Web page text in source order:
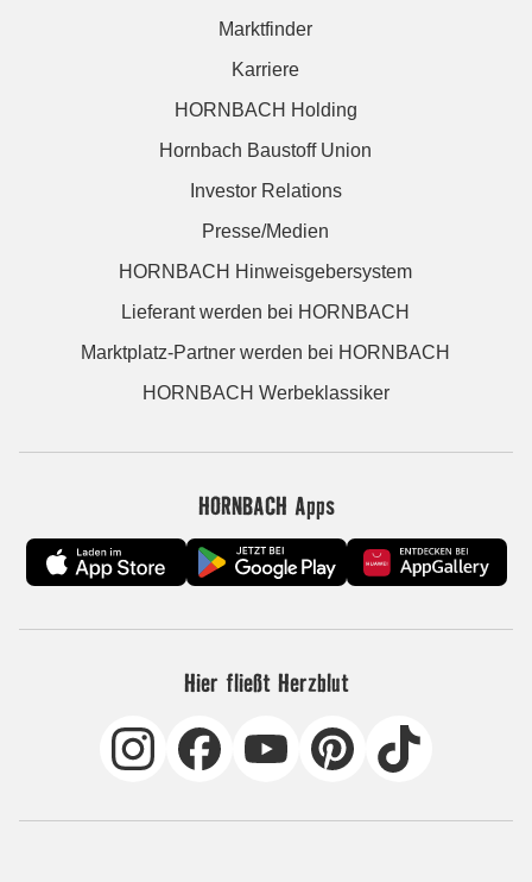
Marktfinder
Karriere
HORNBACH Holding
Hornbach Baustoff Union
Investor Relations
Presse/Medien
HORNBACH Hinweisgebersystem
Lieferant werden bei HORNBACH
Marktplatz-Partner werden bei HORNBACH
HORNBACH Werbeklassiker
HORNBACH Apps
Hier fließt Herzblut